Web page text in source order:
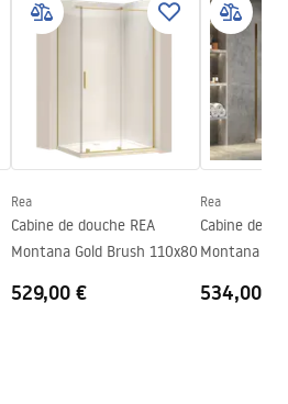
Orientable, Extractible
mm
PVD
Rea
Cabine de douche REA
Montana Gold Brush 110x80
529,00 €
Rea
Cabine de
Montana
534,00 €